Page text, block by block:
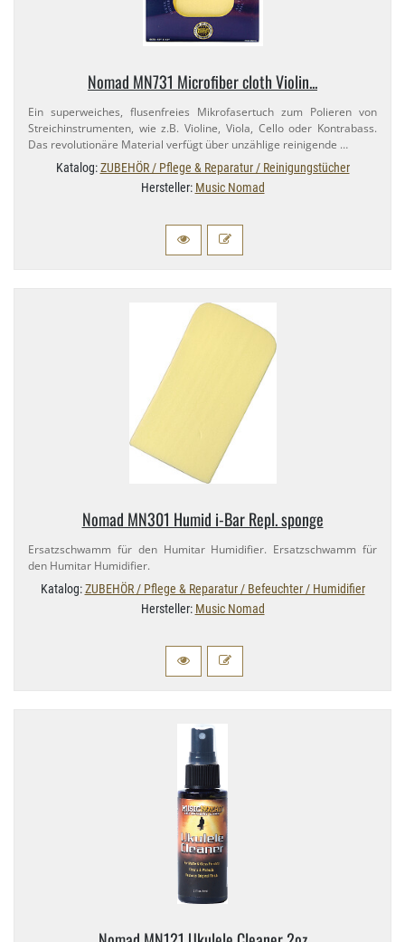
Nomad MN731 Microfiber cloth Violin.​..
Ein superweiches, flusenfreies Mikrofasertuch zum Polieren von
Streichinstrumenten, wie z.​B. Violine, Viola, Cello oder Kontrabass.
Das revolutionäre Material verfügt über unzählige reinigende …
Katalog:ZUBEHÖR / Pflege & Reparatur / Reinigungstücher
Hersteller: Music Nomad
Nomad MN301 Humid i-​Bar Repl. sponge
Ersatzschwamm für den Humitar Humidifier. Ersatzschwamm für
den Humitar Humidifier.
Katalog:ZUBEHÖR / Pflege & Reparatur / Befeuchter / Humidifier
Hersteller: Music Nomad